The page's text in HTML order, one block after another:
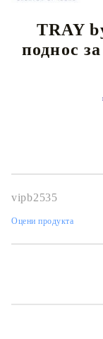
TRAY
поднос
vipb2535
Оцени продукта